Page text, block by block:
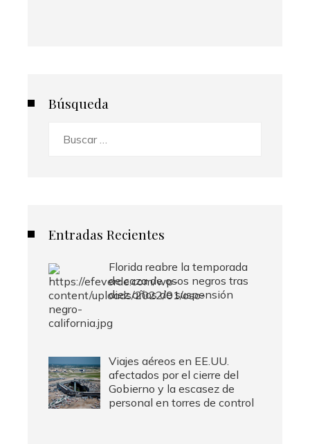
Búsqueda
Entradas Recientes
Florida reabre la temporada
de caza de osos negros tras
diez años de suspensión
Viajes aéreos en EE.UU.
afectados por el cierre del
Gobierno y la escasez de
personal en torres de control